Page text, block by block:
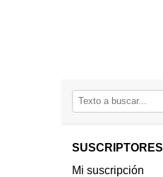
SUSCRIPTORES
Mi suscripción